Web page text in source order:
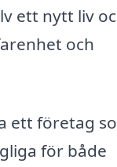
ett nytt liv
och
ett företag
för både